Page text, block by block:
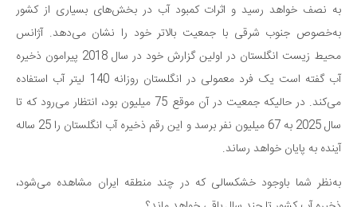
به نصف خواهد رسید و اثرات کمبود آب در بخش‌های بسیاری از کشور
به‌خصوص جنوب شرقی با جمعیت بالاتر خود را نشان می‌دهد. آژانس
محیط زیست انگلستان در اولین گزارش خود در سال 2018 پیرامون ذخیره
آب گفته است یک فرد معمولی در انگلستان روزانه 140 لیتر آب استفاده
می‌کند. در حالیکه جمعیت در آن موقع 75 میلیون بود، انتظار می‌رود که تا
سال 2025 به 67 میلیون نفر برسد و این رقم ذخیره آب انگلستان را 25 ساله
آینده به پایان خواهد رساند.
به‌نظر شما باوجود خشکسالی که در چند منطقه ایران مشاهده می‌شود،